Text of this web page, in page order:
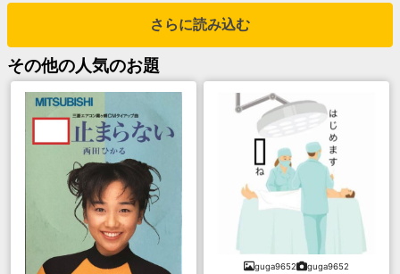
さらに読み込む
その他の人気のお題
guga9652 guga9652